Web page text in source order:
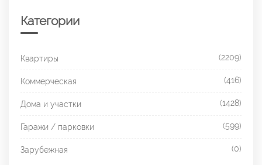
Категории
Квартиры (2209)
Коммерческая (416)
Дома и участки (1428)
Гаражи / парковки (599)
Зарубежная (0)